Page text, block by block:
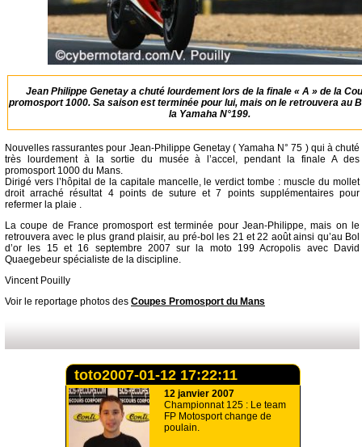
Jean Philippe Genetay a chuté lourdement lors de la finale « A » de la
promosport 1000. Sa saison est terminée pour lui, mais on le retrouvera au
la Yamaha N°199.
Nouvelles rassurantes pour Jean-Philippe Genetay ( Yamaha N° 75 ) qui à chuté
très lourdement à la sortie du musée à l’accel, pendant la finale A des
promosport 1000 du Mans.
Dirigé vers l’hôpital de la capitale mancelle, le verdict tombe : muscle du mollet
droit arraché résultat 4 points de suture et 7 points supplémentaires pour
refermer la plaie .
La coupe de France promosport est terminée pour Jean-Philippe, mais on le
retrouvera avec le plus grand plaisir, au pré-bol les 21 et 22 août ainsi qu’au Bol
d’or les 15 et 16 septembre 2007 sur la moto 199 Acropolis avec David
Quaegebeur spécialiste de la discipline.
Vincent Pouilly
Voir le reportage photos des Coupes Promosport du Mans
toto2007-01-12 17:22:11
12 janvier 2007
Championnat 125 : Le team
FP Motosport change de
poulain.